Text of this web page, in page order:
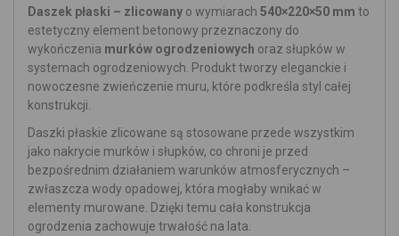
Daszek płaski – zlicowany o wymiarach 540×220×50 mm to
estetyczny element betonowy przeznaczony do
wykończenia murków ogrodzeniowych oraz słupków w
systemach ogrodzeniowych. Produkt tworzy eleganckie i
nowoczesne zwieńczenie muru, które podkreśla styl całej
konstrukcji.
Daszki płaskie zlicowane są stosowane przede wszystkim
jako nakrycie murków i słupków, co chroni je przed
bezpośrednim działaniem warunków atmosferycznych –
zwłaszcza wody opadowej, która mogłaby wnikać w
elementy murowane. Dzięki temu cała konstrukcja
ogrodzenia zachowuje trwałość na lata.